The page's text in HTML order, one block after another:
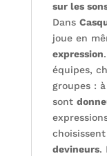
sur les
Dans
joue en
expression
équipes,
groupes :
sont
devineurs.